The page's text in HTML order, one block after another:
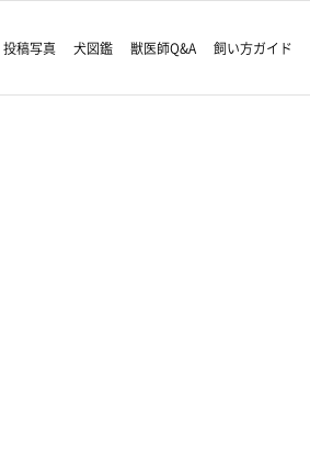
投稿写真 犬図鑑 獣医師Q&A 飼い方ガイド